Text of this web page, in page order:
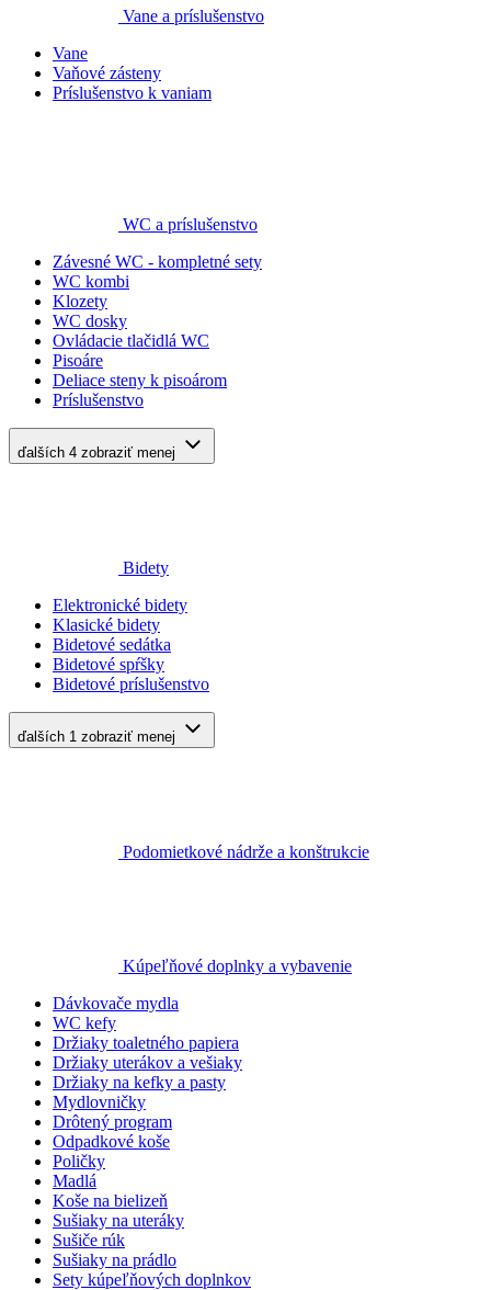
Vane a príslušenstvo
Vane
Vaňové zásteny
Príslušenstvo k vaniam
WC a príslušenstvo
Závesné WC - kompletné sety
WC kombi
Klozety
WC dosky
Ovládacie tlačidlá WC
Pisoáre
Deliace steny k pisoárom
Príslušenstvo
ďalších 4 zobraziť menej
Bidety
Elektronické bidety
Klasické bidety
Bidetové sedátka
Bidetové spŕšky
Bidetové príslušenstvo
ďalších 1 zobraziť menej
Podomietkové nádrže a konštrukcie
Kúpeľňové doplnky a vybavenie
Dávkovače mydla
WC kefy
Držiaky toaletného papiera
Držiaky uterákov a vešiaky
Držiaky na kefky a pasty
Mydlovničky
Drôtený program
Odpadkové koše
Poličky
Madlá
Koše na bielizeň
Sušiaky na uteráky
Sušiče rúk
Sušiaky na prádlo
Sety kúpeľňových doplnkov